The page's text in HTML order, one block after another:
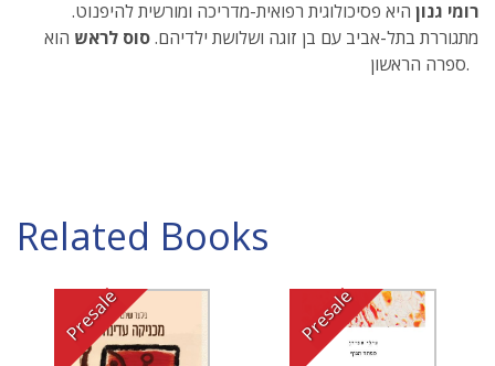
רומי גנון היא פסיכולוגית רפואית-מדריכה ומורשית להיפנוט.
מתגוררת בתל-אביב עם בן זוגה ושלושת ילדיהם.סוס לראש הוא
ספרה הראשון.
Related Books
Presale Presale